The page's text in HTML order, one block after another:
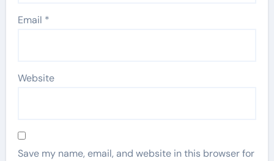
Email *
Website
Save my name, email, and website in this browser for